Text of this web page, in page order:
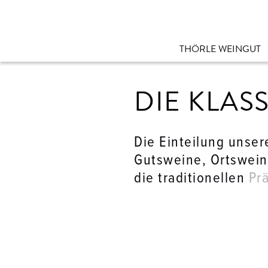
THÖRLE WEINGUT
Übersicht Weine
Sortiment
Weinlagen
Weinanfrage
DIE
Die Einteilung
Gutsweine,
die traditionellen